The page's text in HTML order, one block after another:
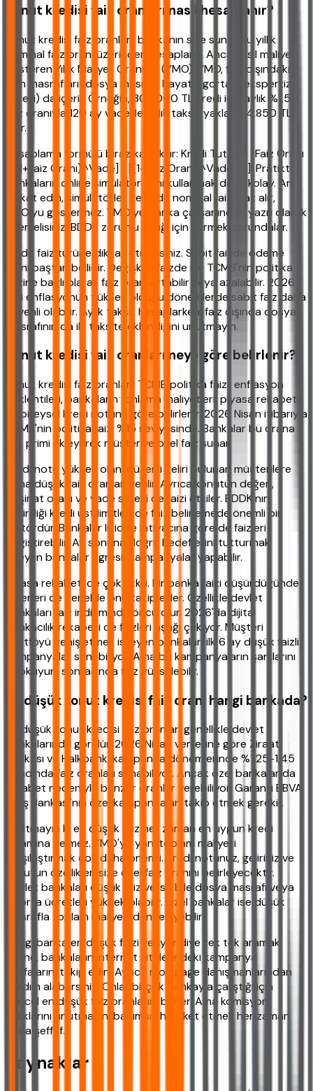
Konut kredisi faiz oranları nasıl hesaplanır?
Konut kredisi faiz oranları, bankanın size sunduğu yıllık
nominal faiz oranı üzerinden hesaplanır. Ancak asıl maliyeti
gösteren Yıllık Maliyet Oranı'dır (YMO). YMO, faiz dışındaki
tüm masrafları (dosya masrafı, hayat sigortası, ekspertiz
ücreti) da içerir. Örneğin, 300.000 TL kredi için aylık %1,5
faiz oranıyla 120 ay vadede aylık taksit yaklaşık 4.850 TL
olur.
Hesaplama formülü biraz karışıktır: Kredi Tutarı × [Faiz Oranı
× (1+Faiz Oranı)^Vade] / [(1+Faiz Oranı)^Vade - 1]. Pratikte
bankaların online simülatörlerini kullanmak daha kolay. Ama
dikkat edin, simülatörler genelde nominal faizi baz alır,
YMO'yu göstermez. YMO'yu banka çalışanından yazılı olarak
istemelisiniz. BDDK zorunlu kıldığı için vermek zorundalar.
Bir de faiz türüne dikkat etmelisiniz. Sabit faizde ödeme
planı baştan bellidir. Değişken faizde ise TCMB'nin politika
faizine bağlı olarak faiz oranı artabilir veya azalabilir. 2026
gibi enflasyonun yüksek olduğu dönemlerde sabit faiz daha
güvenli olabilir. Aylık taksit hesaplarken, faiz dışında dosya
masrafının da ilk taksite eklendiğini unutmayın.
Konut kredisi faiz oranları neye göre belirlenir?
Konut kredisi faiz oranları, TCMB politika faizi, enflasyon
beklentileri, bankaların fonlama maliyetleri, piyasa rekabeti
ve bireysel kredi notuna göre belirlenir. 2026 Nisan itibarıyla
TCMB'nin politika faizi %15 seviyesinde. Bankalar bu orana
risk primi ekleyerek müşteriye özel faiz sunar.
Kredi notu yüksek olan, düzenli geliri bulunan müşterilere
daha düşük faiz oranları verilir. Ayrıca konutun değeri,
peşinat oranı ve vade süresi de faizi etkiler. BDDK'nın
getirdiği kredi üst limitleri de faiz belirlemede önemli bir
faktördür. Bankalar likidite ihtiyacına göre de faizleri
değiştirebilir. Ay sonuna doğru hedeflerini tutturmak
isteyen bankalar agresif kampanyalar yapabilir.
Piyasa rekabeti de çok etkili. Bir banka faizi düşürdüğünde
diğerleri de genelde onu takip eder. Özellikle devlet
bankaları faiz indiriminde öncü olur. 2026'da dijital
bankacılık rekabeti de faizleri aşağı çekiyor. Müşteri
portföyü genişletmek isteyen bankalar, ilk 6 ay düşük faizli
kampanyalar sunabiliyor. Ama bu kampanyaların şartlarını
iyi okuyun, sonrasında faiz yükselebilir.
En düşük konut kredisi faiz oranı hangi bankada?
En düşük konut kredisi faiz oranları genellikle devlet
bankalarında görülür. 2026 Nisan verilerine göre Ziraat
Bankası ve Halkbank, kampanya dönemlerinde %1,25-1,45
bandında faiz oranları sunabiliyor. Ancak özel bankalar da
rekabet nedeniyle benzer oranlar verebiliyor. Garanti BBVA
ve İş Bankası'nın özel kampanyaları takip etmek gerekir.
Unutmayın ki en düşük faiz her zaman en uygun kredi
anlamına gelmez. YMO'yu yani toplam maliyeti
karşılaştırmak çok daha önemli. Kredi notunuz, geliriniz ve
konutun özellikleri size özel faiz oranını belirleyecektir.
Devlet bankaları düşük faiz verse bile dosya masrafı veya
sigorta ücretleri yüksek olabilir. Özel bankalar ise düşük
masrafla toplam maliyeti dengeleyebilir.
Hangi banka en düşük faizi veriyor diye tek tek aramak
yerine, bankaların internet sitelerindeki kampanya
sayfalarını takip edin. Ayrıca mortgage danışmanlarından
yardım alabilirsiniz. Onlar birçok bankayla çalıştığı için
güncel en düşük faiz oranlarını bilirler. Ama komisyon
aldıklarını unutmayın, bağımsız hareket etmek her zaman
daha şeffaf.
Kaynaklar